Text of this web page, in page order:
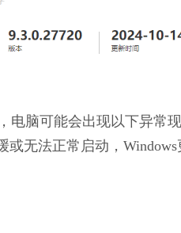
电脑可能会出现以下异常
无法正常启动，